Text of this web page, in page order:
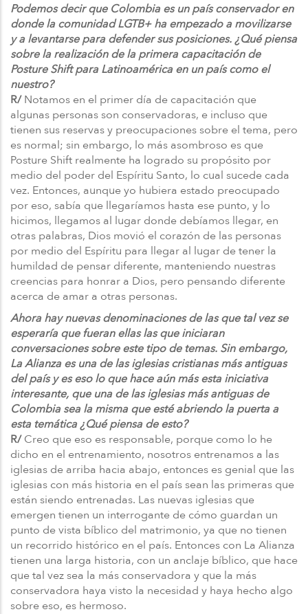
Podemos decir que Colombia es un país conservador en
donde la comunidad LGTB+ ha empezado a movilizarse
y a levantarse para defender sus posiciones. ¿Qué piensa
sobre la realización de la primera capacitación de
Posture Shift para Latinoamérica en un país como el
nuestro?
R/Notamos en el primer día de capacitación que
algunas personas son conservadoras, e incluso que
tienen sus reservas y preocupaciones sobre el tema, pero
es normal; sin embargo, lo más asombroso es que
Posture Shift realmente ha logrado su propósito por
medio del poder del Espíritu Santo, lo cual sucede cada
vez. Entonces, aunque yo hubiera estado preocupado
por eso, sabía que llegaríamos hasta ese punto, y lo
hicimos, llegamos al lugar donde debíamos llegar, en
otras palabras, Dios movió el corazón de las personas
por medio del Espíritu para llegar al lugar de tener la
humildad de pensar diferente, manteniendo nuestras
creencias para honrar a Dios, pero pensando diferente
acerca de amar a otras personas.
Ahora hay nuevas denominaciones de las que tal vez se
esperaría que fueran ellas las que iniciaran
conversaciones sobre este tipo de temas. Sin embargo,
La Alianza es una de las iglesias cristianas más antiguas
del país y es eso lo que hace aún más esta iniciativa
interesante, que una de las iglesias más antiguas de
Colombia sea la misma que esté abriendo la puerta a
esta temática ¿Qué piensa de esto?
R/Creo que eso es responsable, porque como lo he
dicho en el entrenamiento, nosotros entrenamos a las
iglesias de arriba hacia abajo, entonces es genial que las
iglesias con más historia en el país sean las primeras que
están siendo entrenadas. Las nuevas iglesias que
emergen tienen un interrogante de cómo guardan un
punto de vista bíblico del matrimonio, ya que no tienen
un recorrido histórico en el país. Entonces con La Alianza
tienen una larga historia, con un anclaje bíblico, que hace
que tal vez sea la más conservadora y que la más
conservadora haya visto la necesidad y haya hecho algo
sobre eso, es hermoso.